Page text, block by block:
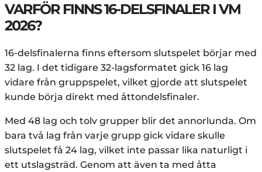
VARFÖR FINNS 16-DELSFINALER I VM
2026?
16-delsfinalerna finns eftersom slutspelet börjar med
32 lag. I det tidigare 32-lagsformatet gick 16 lag
vidare från gruppspelet, vilket gjorde att slutspelet
kunde börja direkt med åttondelsfinaler.
Med 48 lag och tolv grupper blir det annorlunda. Om
bara två lag från varje grupp gick vidare skulle
slutspelet få 24 lag, vilket inte passar lika naturligt i
ett utslagsträd. Genom att även ta med åtta